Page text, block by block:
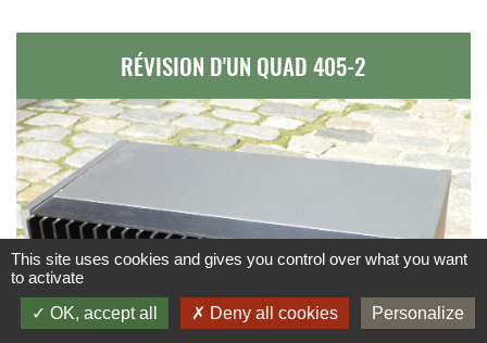
RÉVISION D'UN QUAD 405-2
This site uses cookies and gives you control over what you want
to activate
OK, accept all
Deny all cookies Personalize